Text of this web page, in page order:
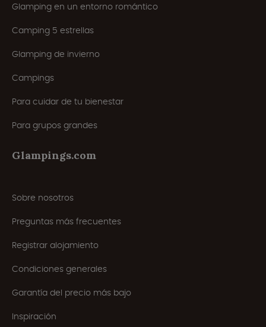
Glamping en un entorno romántico
Camping 5 estrellas
Glamping de invierno
Campings
Para cuidar de tu bienestar
Para grupos grandes
Glampings.com
Sobre nosotros
Preguntas más frecuentes
Registrar alojamiento
Condiciones generales
Garantía del precio más bajo
Inspiración